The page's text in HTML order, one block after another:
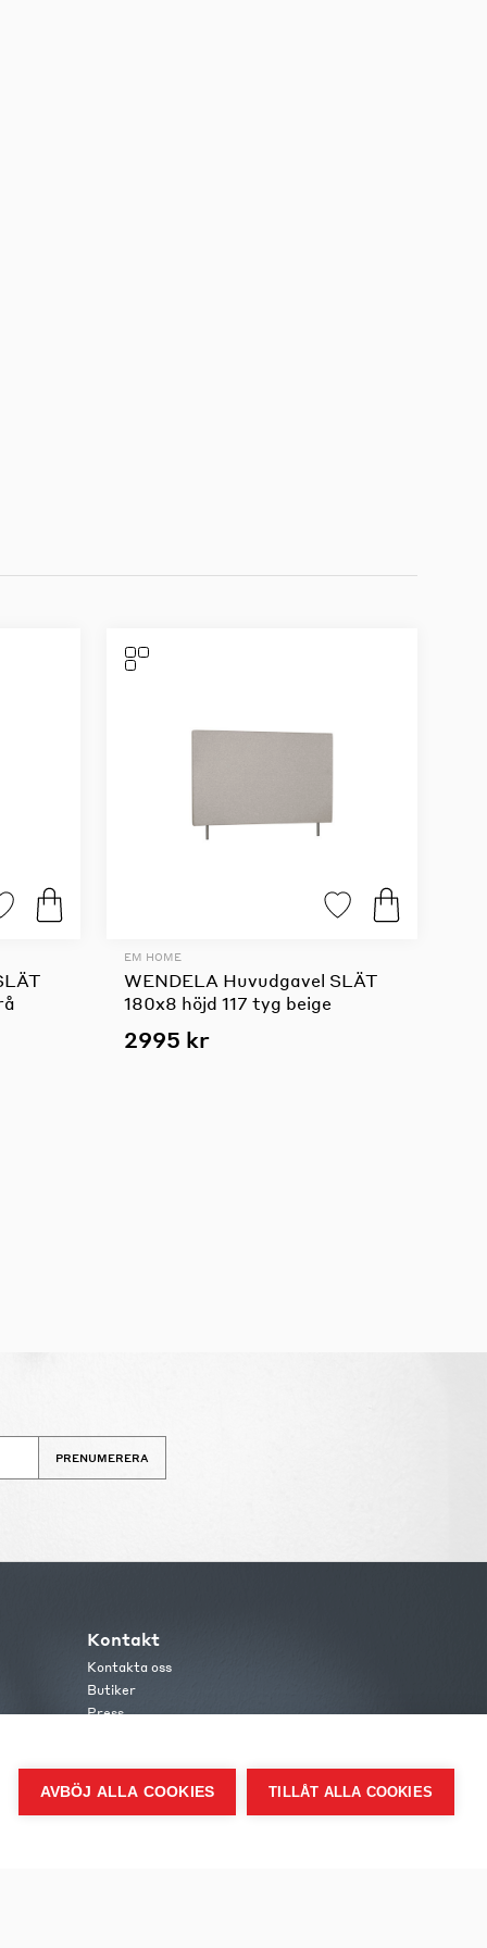
EM HOME
WENDELA Huvudgavel SLÄT
180x8 höjd 117 tyg beige
2995 kr
PRENUMERERA
Kontakt
Kontakta oss
Butiker
Press
AVBÖJ ALLA COOKIES TILLÅT ALLA COOKIES